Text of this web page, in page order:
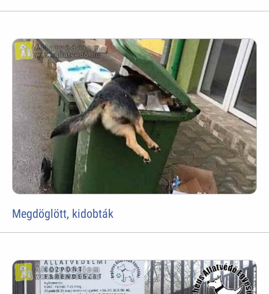
Megdöglött, kidobták